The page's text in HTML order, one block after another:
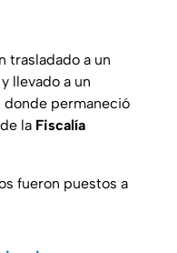
trasladado a un
llevado a un
donde permaneció
la Fiscalía
fueron puestos a